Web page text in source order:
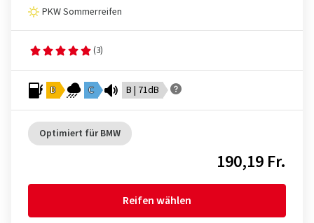
PKW Sommerreifen
(3)
D C B | 71dB
Optimiert für BMW
190,19 Fr.
Reifen wählen